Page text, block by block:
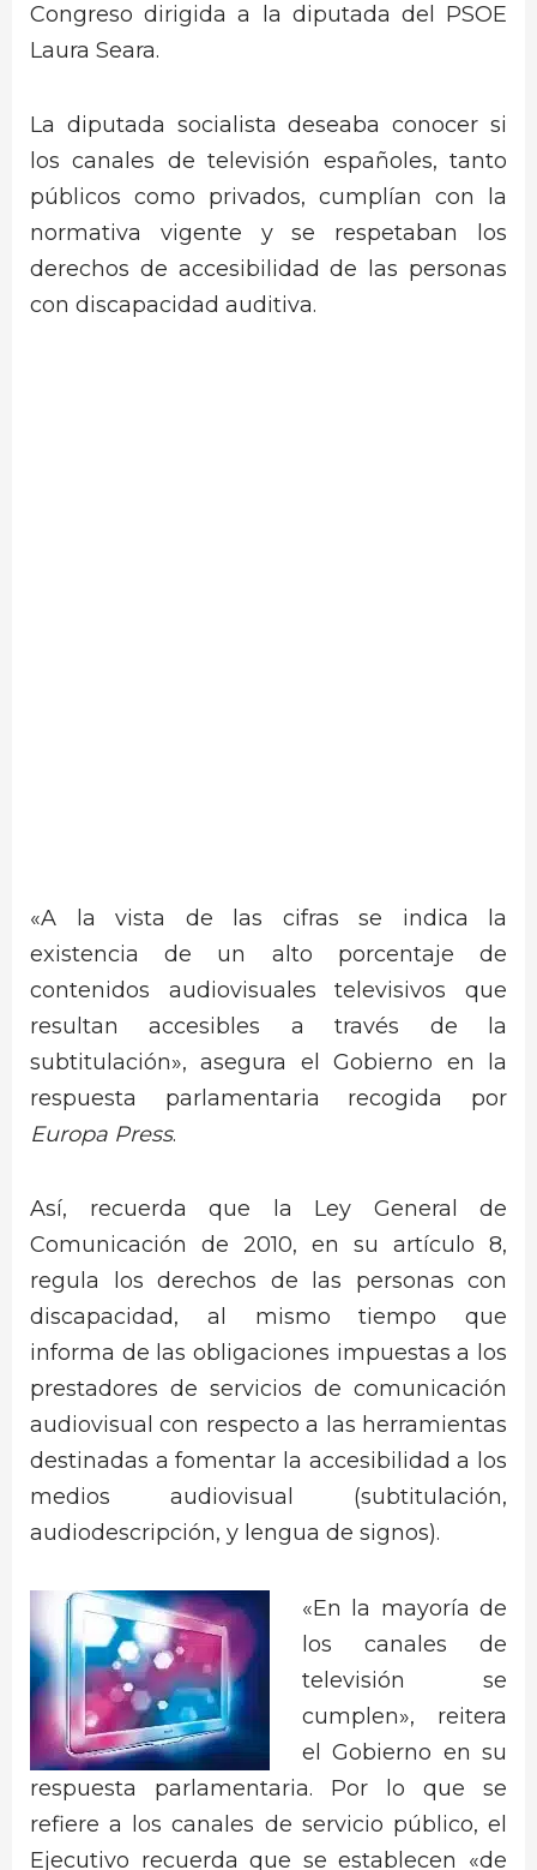
Congreso dirigida a la diputada del PSOE
Laura Seara.
La diputada socialista deseaba conocer si
los canales de televisión españoles, tanto
públicos como privados, cumplían con la
normativa vigente y se respetaban los
derechos de accesibilidad de las personas
con discapacidad auditiva.
«A la vista de las cifras se indica la
existencia de un alto porcentaje de
contenidos audiovisuales televisivos que
resultan accesibles a través de la
subtitulación», asegura el Gobierno en la
respuesta parlamentaria recogida por
Europa Press.
Así, recuerda que la Ley General de
Comunicación de 2010, en su artículo 8,
regula los derechos de las personas con
discapacidad, al mismo tiempo que
informa de las obligaciones impuestas a los
prestadores de servicios de comunicación
audiovisual con respecto a las herramientas
destinadas a fomentar la accesibilidad a los
medios audiovisual (subtitulación,
audiodescripción, y lengua de signos).
«En la mayoría de
los canales de
televisión se
cumplen», reitera
el Gobierno en su
respuesta parlamentaria. Por lo que se
refiere a los canales de servicio público, el
Ejecutivo recuerda que se establecen «de